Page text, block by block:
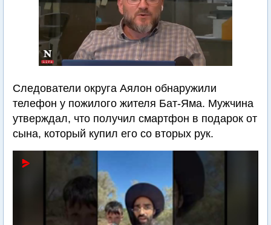
Следователи округа Аялон обнаружили
телефон у пожилого жителя Бат-Яма. Мужчина
утверждал, что получил смартфон в подарок от
сына, который купил его со вторых рук.